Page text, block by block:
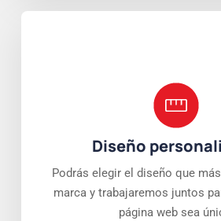
Diseño
Podrás elegir el diseño que
marca y trabajaremos juntos
página web sea